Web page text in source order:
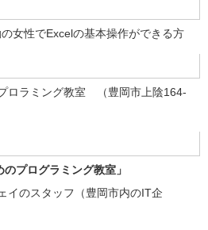
女性でExcelの基本操作ができる方
ロラミング教室 （豊岡市上陰164-
プログラミング教室」
イのスタッフ（豊岡市内のIT企